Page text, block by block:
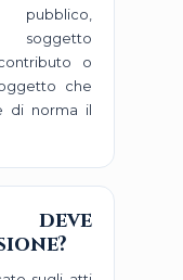
soggetto
o
che
di norma il
deve